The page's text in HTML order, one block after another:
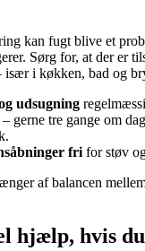
kan fugt blive et
Sørg for, at der er
i køkken, bad og
udsugning
– gerne tre gange om
fri for støv
af balancen
hjælp, hvis